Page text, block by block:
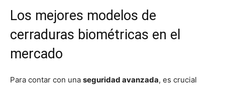
Los mejores modelos de
cerraduras biométricas en el
mercado
Para contar con una seguridad avanzada, es crucial